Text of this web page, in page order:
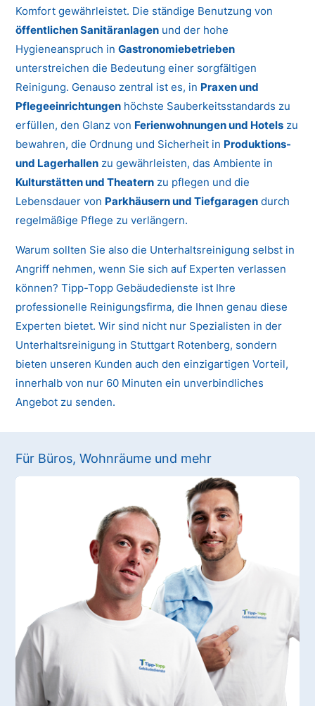
Komfort gewährleistet. Die ständige Benutzung von
öffentlichen Sanitäranlagen und der hohe
Hygieneanspruch inGastronomiebetrieben
unterstreichen die Bedeutung einer sorgfältigen
Reinigung. Genauso zentral ist es, in Praxen und
Pflegeeinrichtungen höchste Sauberkeitsstandards zu
erfüllen, den Glanz von Ferienwohnungen und Hotels zu
bewahren, die Ordnung und Sicherheit in Produktions-
und Lagerhallen zu gewährleisten, das Ambiente in
Kulturstätten und Theatern zu pflegen und die
Lebensdauer von Parkhäusern und Tiefgaragen durch
regelmäßige Pflege zu verlängern.
Warum sollten Sie also die Unterhaltsreinigung selbst in
Angriff nehmen, wenn Sie sich auf Experten verlassen
können? Tipp-Topp Gebäudedienste ist Ihre
professionelle Reinigungsfirma, die Ihnen genau diese
Experten bietet. Wir sind nicht nur Spezialisten in der
Unterhaltsreinigung in Stuttgart Rotenberg, sondern
bieten unseren Kunden auch den einzigartigen Vorteil,
innerhalb von nur 60 Minuten ein unverbindliches
Angebot zu senden.
Für Büros, Wohnräume und mehr